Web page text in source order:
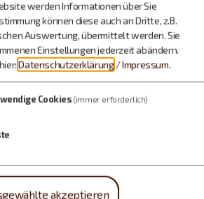
für Erwachsene -
Museum
werden Informationen über Sie
können diese auch an Dritte, z.B.
Auswertung, übermittelt werden. Sie
Einstellungen jederzeit abändern.
Datenschutzerklärung /Impressum.
Cookies (immer erforderlich)
akzeptieren